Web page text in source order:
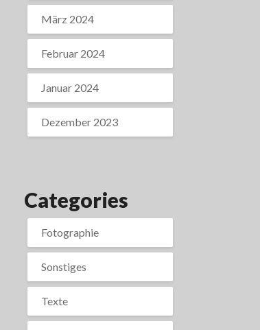
März 2024
Februar 2024
Januar 2024
Dezember 2023
Categories
Fotographie
Sonstiges
Texte